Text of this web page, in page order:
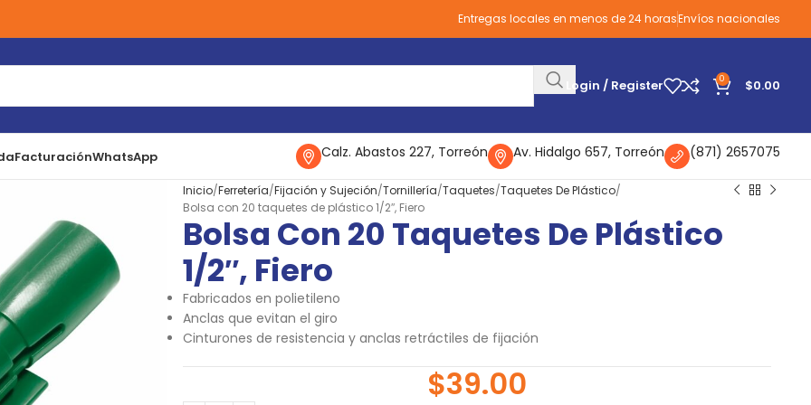
Entregas locales en menos de 24 horasEnvíos nacionales
Login / Register 0 $0.00
FacturaciónWhatsApp Calz. Abastos 227, Torreón Av. Hidalgo 657, Torreón (871) 2657075
Inicio Ferretería Fijación y Sujeción Tornillería Taquetes Taquetes De Plástico
Bolsa con 20 taquetes de plástico 1/2″, Fiero
Bolsa Con 20 Taquetes De Plástico
1/2″, Fiero
Fabricados en polietileno
Anclas que evitan el giro
Cinturones de resistencia y anclas retráctiles de fijación
$39.00